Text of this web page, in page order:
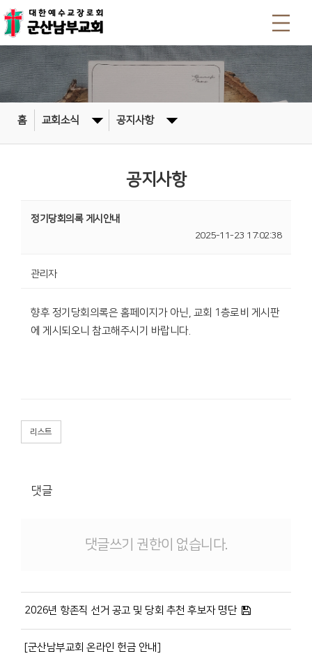
홈 교회소식 공지사항
공지사항
정기당회의록 게시안내
2025-11-23 17:02:38
관리자
향후 정기당회의록은 홈페이지가 아닌, 교회 1층로비 게시판
에 게시되오니 참고해주시기 바랍니다.
리스트
댓글
댓글쓰기 권한이 없습니다.
2026년 항존직 선거 공고 및 당회 추천 후보자 명단
[군산남부교회 온라인 헌금 안내]